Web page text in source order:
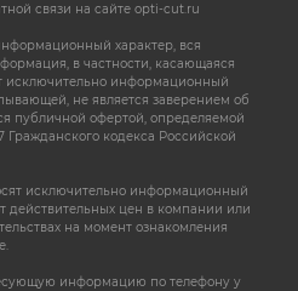
связи на сайте opti-cut.ru
характер, вся
в частности, касающаяся
исключительно информационный
не является заверением об
публичной офертой, определяемой
Гражданского кодекса Российской
исключительно информационный
действительных цен в компании или
на момент ознакомления
информацию по телефону у